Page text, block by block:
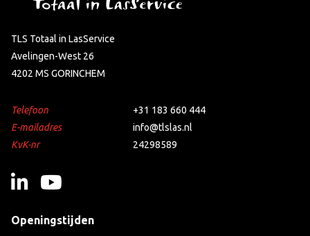
TLS Totaal in LasService
Avelingen-West 26
4202 MS GORINCHEM
Telefoon
+31 183 660 444
E-mailadres
info@tlslas.nl
KvK-nr
24298589
Openingstijden